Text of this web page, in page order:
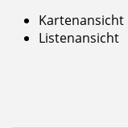
Kartenansicht
Listenansicht